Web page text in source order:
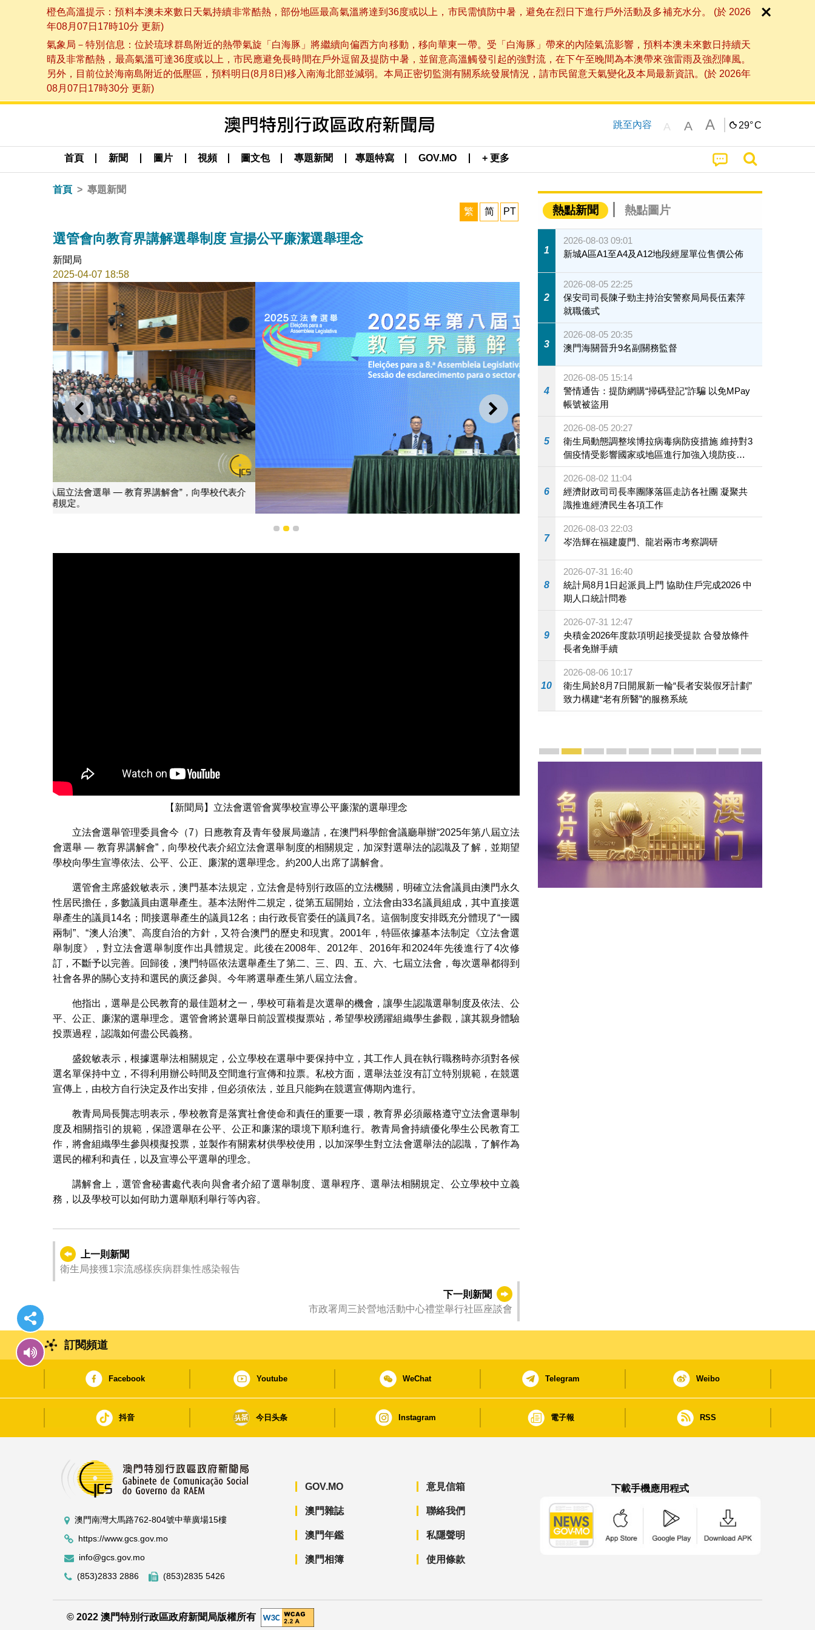
橙色高溫提示：預料本澳未來數日天氣持續非常酷熱，部份地區最高氣溫將達到36度或以上，市民需慎防中暑，避免在烈日下進行戶外活動及多補充水分。 (於 2026
年08月07日17時10分 更新)
氣象局－特別信息：位於琉球群島附近的熱帶氣旋「白海豚」將繼續向偏西方向移動，移向華東一帶。受「白海豚」帶來的內陸氣流影響，預料本澳未來數日持續天
晴及非常酷熱，最高氣溫可達36度或以上，市民應避免長時間在戶外逗留及提防中暑，並留意高溫觸發引起的強對流，在下午至晚間為本澳帶來強雷雨及強烈陣風。
另外，目前位於海南島附近的低壓區，預料明日(8月8日)移入南海北部並減弱。本局正密切監測有關系統發展情況，請市民留意天氣變化及本局最新資訊。(於 2026年
08月07日17時30分 更新)
跳至內容 A A A 29°C
首頁 新聞 圖片 視頻 圖文包 專題新聞 專題特寫 GOV.MO + 更多
首頁 專題新聞
繁 简 PT
選管會向教育界講解選舉制度 宣揚公平廉潔選舉理念
新聞局
2025-04-07 18:58
上一則 下一則
紹立法會選舉制度的相關規定。
1 2 3
【新聞局】立法會選管會冀學校宣導公平廉潔的選舉理念
立法會選舉管理委員會今（7）日應教育及青年發展局邀請，在澳門科學館會議廳舉辦“2025年第八屆立法
會選舉 — 教育界講解會”，向學校代表介紹立法會選舉制度的相關規定，加深對選舉法的認識及了解，並期望
學校向學生宣導依法、公平、公正、廉潔的選舉理念。約200人出席了講解會。
選管會主席盛銳敏表示，澳門基本法規定，立法會是特別行政區的立法機關，明確立法會議員由澳門永久
性居民擔任，多數議員由選舉產生。基本法附件二規定，從第五屆開始，立法會由33名議員組成，其中直接選
舉產生的議員14名；間接選舉產生的議員12名；由行政長官委任的議員7名。這個制度安排既充分體現了“一國
兩制”、“澳人治澳”、高度自治的方針，又符合澳門的歷史和現實。2001年，特區依據基本法制定《立法會選
舉制度》，對立法會選舉制度作出具體規定。此後在2008年、2012年、2016年和2024年先後進行了4次修
訂，不斷予以完善。回歸後，澳門特區依法選舉產生了第二、三、四、五、六、七屆立法會，每次選舉都得到
社會各界的關心支持和選民的廣泛參與。今年將選舉產生第八屆立法會。
他指出，選舉是公民教育的最佳題材之一，學校可藉着是次選舉的機會，讓學生認識選舉制度及依法、公
平、公正、廉潔的選舉理念。選管會將於選舉日前設置模擬票站，希望學校踴躍組織學生參觀，讓其親身體驗
投票過程，認識如何盡公民義務。
盛銳敏表示，根據選舉法相關規定，公立學校在選舉中要保持中立，其工作人員在執行職務時亦須對各候
選名單保持中立，不得利用辦公時間及空間進行宣傳和拉票。私校方面，選舉法並沒有訂立特別規範，在競選
宣傳上，由校方自行決定及作出安排，但必須依法，並且只能夠在競選宣傳期內進行。
教青局局長龔志明表示，學校教育是落實社會使命和責任的重要一環，教育界必須嚴格遵守立法會選舉制
度及相關指引的規範，保證選舉在公平、公正和廉潔的環境下順利進行。教青局會持續優化學生公民教育工
作，將會組織學生參與模擬投票，並製作有關素材供學校使用，以加深學生對立法會選舉法的認識，了解作為
選民的權利和責任，以及宣導公平選舉的理念。
講解會上，選管會秘書處代表向與會者介紹了選舉制度、選舉程序、選舉法相關規定、公立學校中立義
務，以及學校可以如何助力選舉順利舉行等內容。
上一則新聞
衛生局接獲1宗流感樣疾病群集性感染報告
下一則新聞
市政署周三於營地活動中心禮堂舉行社區座談會
熱點新聞 熱點圖片
1
2026-08-03 09:01
新城A區A1至A4及A12地段經屋單位售價公佈
2
2026-08-05 22:25
保安司司長陳子勁主持治安警察局局長伍素萍
就職儀式
3
2026-08-05 20:35
澳門海關晉升9名副關務監督
4
2026-08-05 15:14
警情通告：提防網購“掃碼登記”詐騙 以免MPay
帳號被盜用
5
2026-08-05 20:27
衛生局動態調整埃博拉病毒病防疫措施 維持對3
個疫情受影響國家或地區進行加強入境防疫措
施
6
2026-08-02 11:04
經濟財政司司長率團隊落區走訪各社團 凝聚共
識推進經濟民生各項工作
7
2026-08-03 22:03
岑浩輝在福建廈門、龍岩兩市考察調研
8
2026-07-31 16:40
統計局8月1日起派員上門 協助住戶完成2026 中
期人口統計問卷
9
2026-07-31 12:47
央積金2026年度款項明起接受提款 合發放條件
長者免辦手續
10
2026-08-06 10:17
衛生局於8月7日開展新一輪“長者安裝假牙計劃”
致力構建“老有所醫”的服務系統
宣傳及推廣
賡續中葡傳統友誼 續寫“一國兩制”新篇章 — 澳門“一國
澳門名片集
行政長官岑浩輝11月18日發表2026年施政報
施政特寫澳門特別行政區經濟和社會發展第
橫琴粵澳深度合作區專題網站
施政小講堂
走進澳門澳門相簿2020
《澳门微视
訂閱頻道
Facebook Youtube WeChat Telegram Weibo
抖音 今日头条 Instagram 電子報 RSS
澳門南灣大馬路762-804號中華廣場15樓
https://www.gcs.gov.mo
info@gcs.gov.mo
(853)2833 2886
(853)2835 5426
GOV.MO
澳門雜誌
澳門年鑑
澳門相簿
意見信箱
聯絡我們
私隱聲明
使用條款
下載手機應用程式
© 2022 澳門特別行政區政府新聞局版權所有